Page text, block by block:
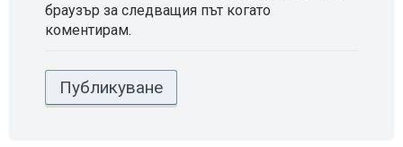
браузър за следващия път когато
коментирам.